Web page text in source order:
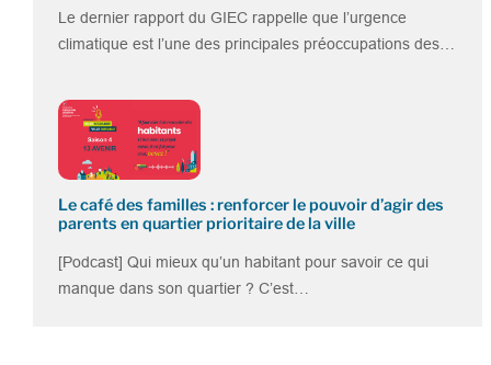
Le dernier rapport du GIEC rappelle que l’urgence
climatique est l’une des principales préoccupations des…
Le café des familles : renforcer le pouvoir d’agir des
parents en quartier prioritaire de la ville
[Podcast] Qui mieux qu’un habitant pour savoir ce qui
manque dans son quartier ? C’est…